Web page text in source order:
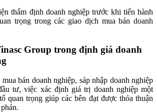
thẩm định doanh nghiệp trước khi tiến hành
trọng trong các giao dịch mua bán doanh
Group trong định giá doanh
bán doanh nghiệp, sáp nhập doanh nghiệp
tư, việc xác định giá trị doanh nghiệp một
quan trọng giúp các bên đạt được thỏa thuận